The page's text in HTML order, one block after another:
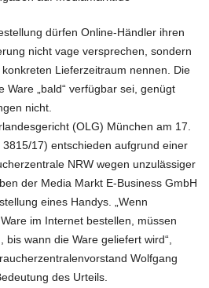
dürfen Online-Händler ihren
nicht vage versprechen, sondern
Lieferzeitraum nennen. Die
Ware „bald“ verfügbar sei, genügt
nicht.
(OLG) München am 17.
3815/17) entschieden aufgrund einer
NRW wegen unzulässiger
der Media Markt E-Business GmbH
eines Handys. „Wenn
im Internet bestellen, müssen
bis wann die Ware geliefert wird“,
Wolfgang
des Urteils.